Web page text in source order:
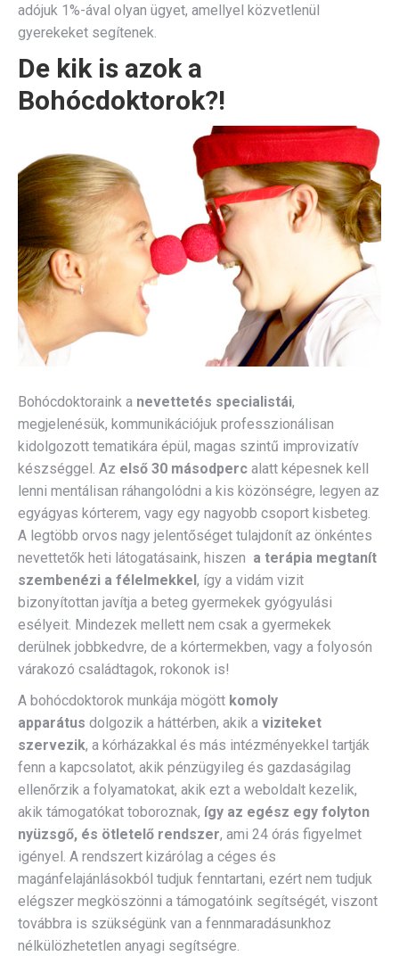
adójuk 1%-ával olyan ügyet, amellyel közvetlenül
gyerekeket segítenek.
De kik is azok a
Bohócdoktorok?!
Bohócdoktoraink a nevettetés specialistái,
megjelenésük, kommunikációjuk professzionálisan
kidolgozott tematikára épül, magas szintű improvizatív
készséggel. Az első 30 másodperc alatt képesnek kell
lenni mentálisan ráhangolódni a kis közönségre, legyen az
egyágyas kórterem, vagy egy nagyobb csoport kisbeteg.
A legtöbb orvos nagy jelentőséget tulajdonít az önkéntes
nevettetők heti látogatásaink, hiszen a terápia megtanít
szembenézi a félelmekkel , így a vidám vizit
bizonyítottan javítja a beteg gyermekek gyógyulási
esélyeit. Mindezek mellett nem csak a gyermekek
derülnek jobbkedvre, de a kórtermekben, vagy a folyosón
várakozó családtagok, rokonok is!
A bohócdoktorok munkája mögött komoly
apparátus dolgozik a háttérben, akik a viziteket
szervezik, a kórházakkal és más intézményekkel tartják
fenn a kapcsolatot, akik pénzügyileg és gazdaságilag
ellenőrzik a folyamatokat, akik ezt a weboldalt kezelik,
akik támogatókat toboroznak, így az egész egy folyton
nyüzsgő, és ötletelő rendszer, ami 24 órás figyelmet
igényel. A rendszert kizárólag a céges és
magánfelajánlásokból tudjuk fenntartani, ezért nem tudjuk
elégszer megköszönni a támogatóink segítségét, viszont
továbbra is szükségünk van a fennmaradásunkhoz
nélkülözhetetlen anyagi segítségre.